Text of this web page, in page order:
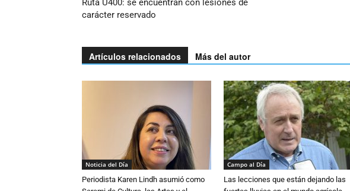
Ruta U400: se encuentran con lesiones de
carácter reservado
Artículos relacionados Más del autor
Noticia del Día
Periodista Karen Lindh asumió como
Campo al Día
Las lecciones que están dejando las